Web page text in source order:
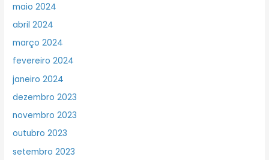
maio 2024
abril 2024
março 2024
fevereiro 2024
janeiro 2024
dezembro 2023
novembro 2023
outubro 2023
setembro 2023